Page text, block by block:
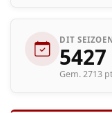
DIT
5427
Gem. 2713